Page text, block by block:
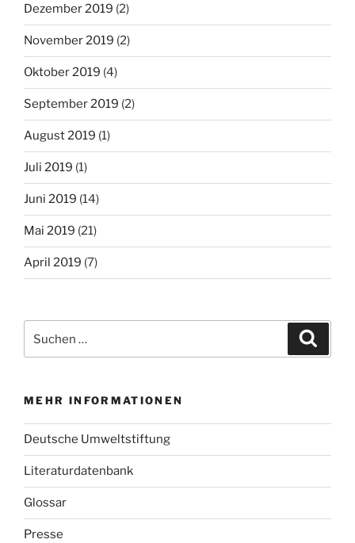
Dezember 2019 (2)
November 2019 (2)
Oktober 2019 (4)
September 2019 (2)
August 2019 (1)
Juli 2019 (1)
Juni 2019 (14)
Mai 2019 (21)
April 2019 (7)
nach:
MEHR INFORMATIONEN
Deutsche Umweltstiftung
Literaturdatenbank
Glossar
Presse